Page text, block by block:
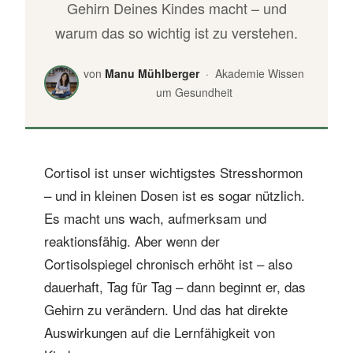
Gehirn Deines Kindes macht – und
warum das so wichtig ist zu verstehen.
von Manu Mühlberger· Akademie Wissen
um Gesundheit
Cortisol ist unser wichtigstes Stresshormon
– und in kleinen Dosen ist es sogar nützlich.
Es macht uns wach, aufmerksam und
reaktionsfähig. Aber wenn der
Cortisolspiegel chronisch erhöht ist – also
dauerhaft, Tag für Tag – dann beginnt er, das
Gehirn zu verändern. Und das hat direkte
Auswirkungen auf die Lernfähigkeit von